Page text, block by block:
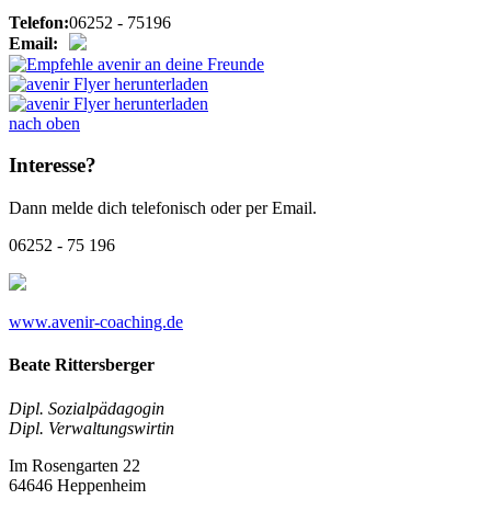
Telefon:06252 - 75196
Email:
nach oben
Interesse?
Dann melde dich telefonisch oder per Email.
06252 - 75 196
www.avenir-coaching.de
Beate Rittersberger
Dipl. Sozialpädagogin
Dipl. Verwaltungswirtin
Im Rosengarten 22
64646 Heppenheim